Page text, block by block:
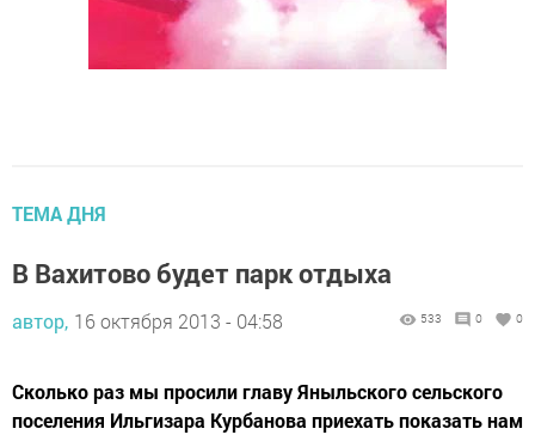
ТЕМА ДНЯ
В Вахитово будет парк отдыха
автор, 16 октября 2013 - 04:58 533 0 0
Сколько раз мы просили главу Яныльского сельского
поселения Ильгизара Курбанова приехать показать нам